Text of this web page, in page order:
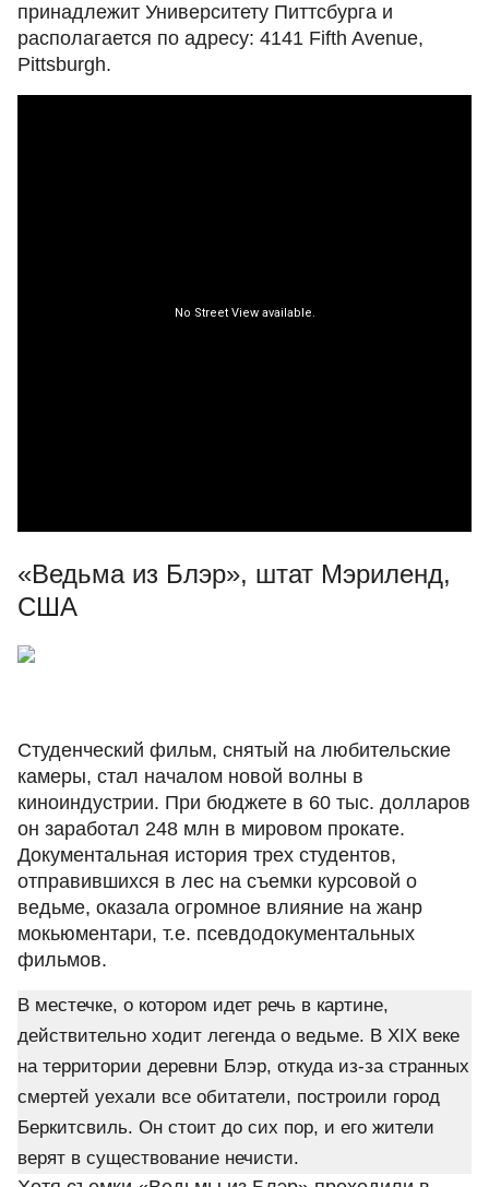
принадлежит Университету Питтсбурга и
располагается по адресу: 4141 Fifth Avenue,
Pittsburgh.
«Ведьма из Блэр», штат Мэриленд,
США
Студенческий фильм, снятый на любительские
камеры, стал началом новой волны в
киноиндустрии. При бюджете в 60 тыс. долларов
он заработал 248 млн в мировом прокате.
Документальная история трех студентов,
отправившихся в лес на съемки курсовой о
ведьме, оказала огромное влияние на жанр
мокьюментари, т.е. псевдодокументальных
фильмов.
В местечке, о котором идет речь в картине,
действительно ходит легенда о ведьме. В XIX веке
на территории деревни Блэр, откуда из-за странных
смертей уехали все обитатели, построили город
Беркитсвиль. Он стоит до сих пор, и его жители
верят в существование нечисти.